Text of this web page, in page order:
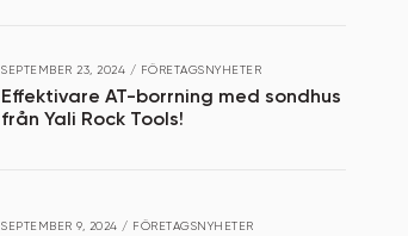
SEPTEMBER 23, 2024 / FÖRETAGSNYHETER
Effektivare AT-borrning med sondhus
från Yali Rock Tools!
SEPTEMBER 9, 2024 / FÖRETAGSNYHETER